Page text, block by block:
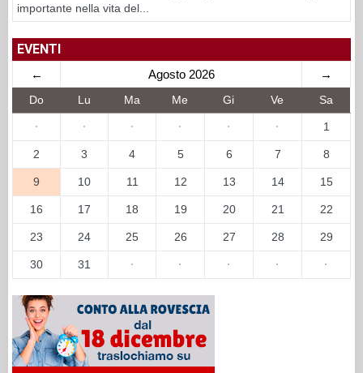
importante nella vita del...
EVENTI
← Agosto 2026 →
Do Lu Ma Me Gi Ve Sa
· · · · · · 1
2 3 4 5 6 7 8
9 10 11 12 13 14 15
16 17 18 19 20 21 22
23 24 25 26 27 28 29
30 31 · · · · ·